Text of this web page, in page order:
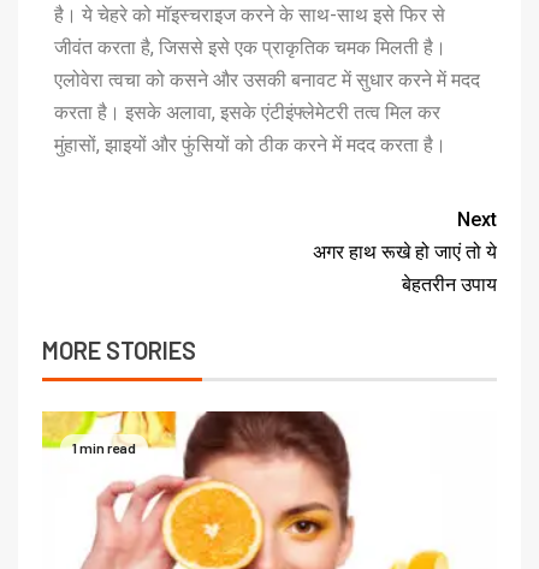
है। ये चेहरे को मॉइस्चराइज करने के साथ-साथ इसे फिर से
जीवंत करता है, जिससे इसे एक प्राकृतिक चमक मिलती है।
एलोवेरा त्वचा को कसने और उसकी बनावट में सुधार करने में मदद
करता है। इसके अलावा, इसके एंटीइंफ्लेमेटरी तत्व मिल कर
मुंहासों, झाइयों और फुंसियों को ठीक करने में मदद करता है।
Next
अगर हाथ रूखे हो जाएं तो ये
बेहतरीन उपाय
MORE STORIES
1 min read